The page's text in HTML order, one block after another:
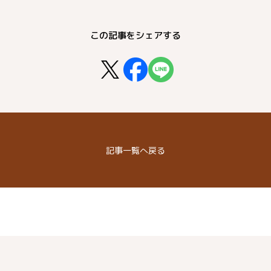
この記事をシェアする
記事一覧へ戻る